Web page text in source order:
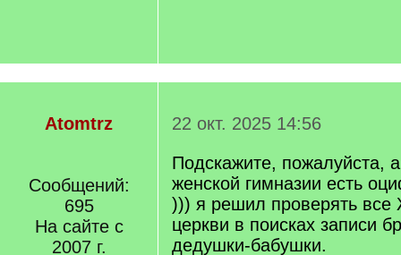
Atomtrz
Сообщений:
695
На сайте с
2007 г.
22 окт. 2025 14:56
Подскажите, пожалуйста,
женской гимназии есть
))) я решил проверять все
церкви в поисках записи
дедушки-бабушки.